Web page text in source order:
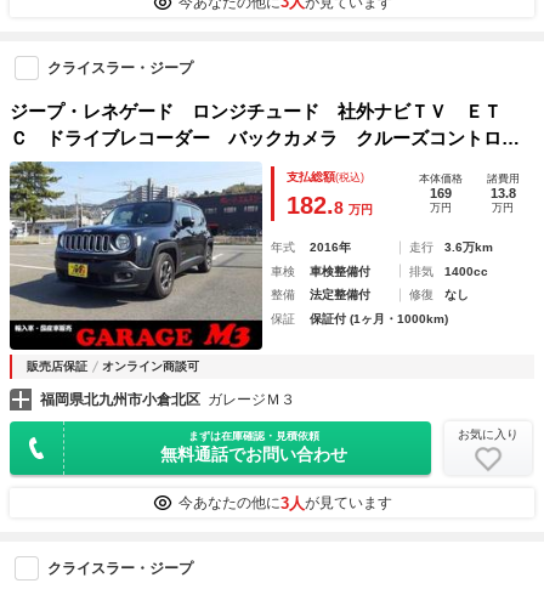
クライスラー・ジープ
ジープ・レネゲード ロンジチュード 社外ナビＴＶ ＥＴ
Ｃ ドライブレコーダー バックカメラ クルーズコントロー
ル ルーフレール Ｂｌｕｅｔｏｏｔｈ ＵＳＢポート ＡＵ
Ｘジャック プッシュスタート スマートキー
支払総額(税込)
182.8 万円
本体価格
169
万円
諸費用
13.8
万円
年式 2016年 走行
3.6万km
車検
車検整備付 排気
1400cc
整備
法定整備付 修復
なし
保証
保証付 (1ヶ月・1000km)
販売店保証 オンライン商談可
福岡県北九州市小倉北区 ガレージＭ３
まずは在庫確認・見積依頼
無料通話でお問い合わせ
お気に入り
今あなたの他に3人が見ています
クライスラー・ジープ